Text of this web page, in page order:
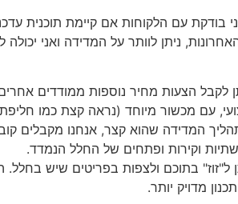
בודקת עם הלקוחות אם קיימת תוכנית
ניתן לוותר על המדידה ואני
לקבל הצעות מחיר נוספות ממודדים
עם מכשור מיוחד (נראה קצת כמו
בתוכם ולצפות בפריטים שיש בחלל.